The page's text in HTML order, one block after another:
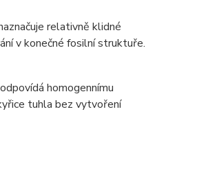
relativně klidné
v konečné fosilní struktuře.
homogennímu
tuhla bez vytvoření